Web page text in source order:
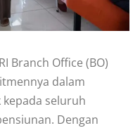
Branch Office (BO)
dalam
seluruh
Dengan